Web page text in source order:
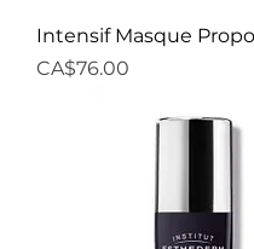
Intensif Masque
Price
CA$76.00